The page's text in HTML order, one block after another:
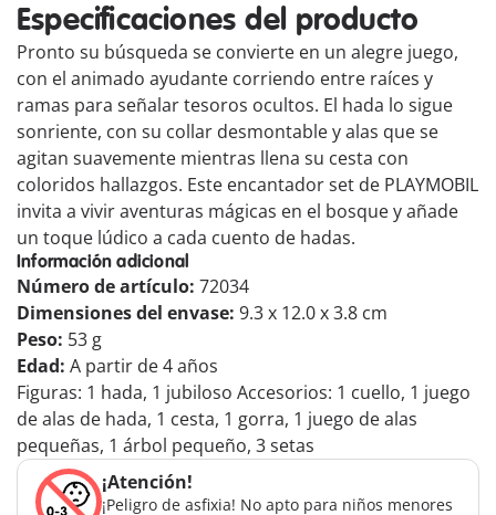
Especificaciones del producto
Pronto su búsqueda se convierte en un alegre juego,
con el animado ayudante corriendo entre raíces y
ramas para señalar tesoros ocultos. El hada lo sigue
sonriente, con su collar desmontable y alas que se
agitan suavemente mientras llena su cesta con
coloridos hallazgos. Este encantador set de PLAYMOBIL
invita a vivir aventuras mágicas en el bosque y añade
un toque lúdico a cada cuento de hadas.
Información adicional
Número de artículo: 72034
Dimensiones del envase: 9.3 x 12.0 x 3.8 cm
Peso: 53 g
Edad: A partir de 4 años
Figuras: 1 hada, 1 jubiloso Accesorios: 1 cuello, 1 juego
de alas de hada, 1 cesta, 1 gorra, 1 juego de alas
pequeñas, 1 árbol pequeño, 3 setas
¡Atención!
¡Peligro de asfixia! No apto para niños menores